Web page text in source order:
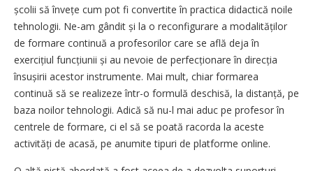
școlii să învețe cum pot fi convertite în practica didactică noile
tehnologii. Ne-am gândit și la o reconfigurare a modalităților
de formare continuă a profesorilor care se află deja în
exercițiul funcțiunii și au nevoie de perfecționare în direcția
însu­șirii acestor instrumente. Mai mult, chiar formarea
continuă să se realizeze într-o formulă deschisă, la distanță, pe
baza noilor tehnologii. Adică să nu-l mai aduc pe profesor în
centrele de formare, ci el să se poată racorda la aceste
activități de acasă, pe anumite tipuri de platforme online.